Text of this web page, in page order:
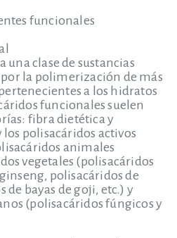
funcionales
una clase de sustancias
la polimerización de más
a los hidratos
funcionales suelen
fibra dietética y
polisacáridos activos
animales
vegetales (polisacáridos
polisacáridos de
de bayas de goji, etc.) y
(polisacáridos fúngicos y